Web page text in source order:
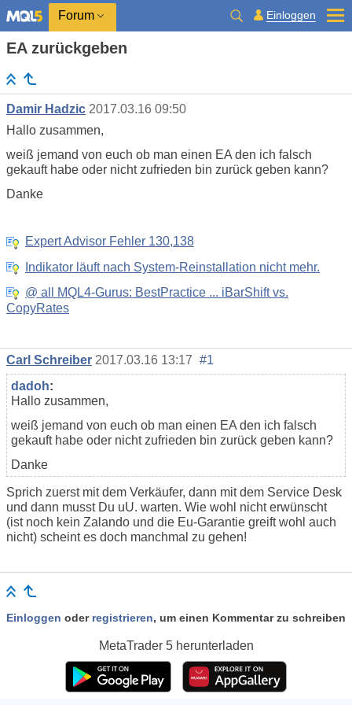
Forum Einloggen
EA zurückgeben
Damir Hadzic 2017.03.16 09:50
Hallo zusammen,
weiß jemand von euch ob man einen EA den ich falsch
gekauft habe oder nicht zufrieden bin zurück geben kann?
Danke
Expert Advisor Fehler 130,138
Indikator läuft nach System-Reinstallation nicht mehr.
@ all MQL4-Gurus: BestPractice ... iBarShift vs.
CopyRates
Carl Schreiber 2017.03.16 13:17 #1
dadoh:
Hallo zusammen,
weiß jemand von euch ob man einen EA den ich falsch
gekauft habe oder nicht zufrieden bin zurück geben kann?
Danke
Sprich zuerst mit dem Verkäufer, dann mit dem Service Desk
und dann musst Du uU. warten. Wie wohl nicht erwünscht
(ist noch kein Zalando und die Eu-Garantie greift wohl auch
nicht) scheint es doch manchmal zu gehen!
Einloggen oder registrieren, um einen Kommentar zu schreiben
MetaTrader 5herunterladen